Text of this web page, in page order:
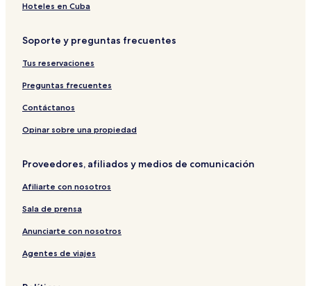
Hoteles en Cuba
Soporte y preguntas frecuentes
Tus reservaciones
Preguntas frecuentes
Contáctanos
Opinar sobre una propiedad
Proveedores, afiliados y medios de comunicación
Afiliarte con nosotros
Sala de prensa
Anunciarte con nosotros
Agentes de viajes